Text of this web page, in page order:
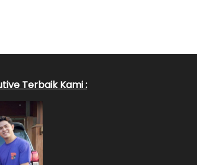
Terbaik Kami :